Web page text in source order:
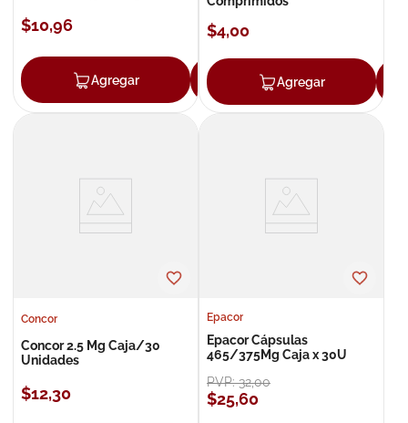
$10,96
Agregar Agregar
$4,00
Agregar
Concor
Concor 2.5 Mg Caja/30
Unidades
$12,30
Epacor
Epacor Cápsulas
465/375Mg Caja x 30U
PVP:32,00
$25,60